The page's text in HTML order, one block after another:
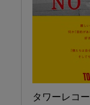
タワーレコ